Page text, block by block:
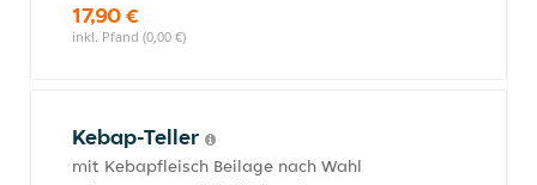
17,90 €
inkl. Pfand (0,00 €)
Kebap-Teller
mit Kebapfleisch Beilage nach Wahl